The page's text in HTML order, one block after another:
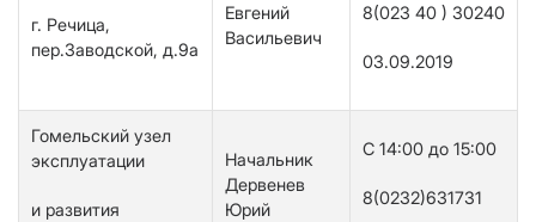
г. Речица,
пер.Заводской, д.9а
Евгений
Васильевич
8(023 40 ) 30240
03.09.2019
Гомельский узел
эксплуатации
и развития
Начальник
Дервенев
Юрий
С 14:00 до 15:00
8(0232)631731